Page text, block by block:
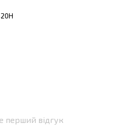
перший відгук